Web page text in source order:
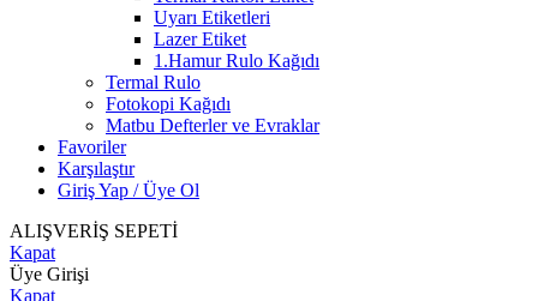
Uyarı Etiketleri
Lazer Etiket
1.Hamur Rulo Kağıdı
Termal Rulo
Fotokopi Kağıdı
Matbu Defterler ve Evraklar
Favoriler
Karşılaştır
Giriş Yap / Üye Ol
ALIŞVERİŞ SEPETİ
Kapat
Üye Girişi
Kapat